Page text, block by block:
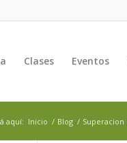
Clases Eventos
aquí: Inicio / Blog / Superacion